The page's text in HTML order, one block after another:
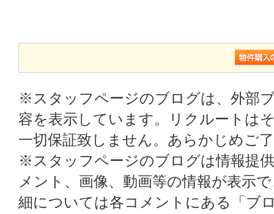
※スタッフページのブログは、外部
容を表示しています。リクルートは
一切保証致しません。あらかじめご
※スタッフページのブログは情報提
メント、画像、動画等の情報が表示
細については各コメントにある「ブ